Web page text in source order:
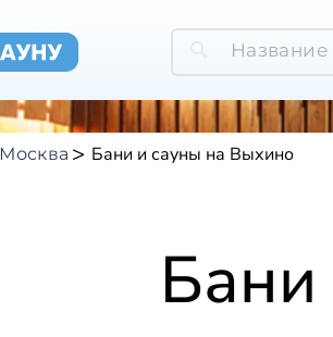
Москва Бани и сауны на Выхино